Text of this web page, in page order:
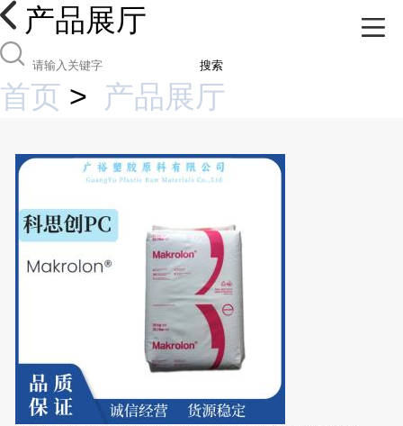
产品展厅
搜索
首页 > 产品展厅